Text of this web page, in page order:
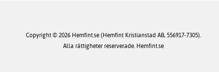
Copyright © 2026 Hemfint.se (Hemfint Kristianstad AB, 556917-7305).
Alla rättigheter reserverade. Hemfint.se